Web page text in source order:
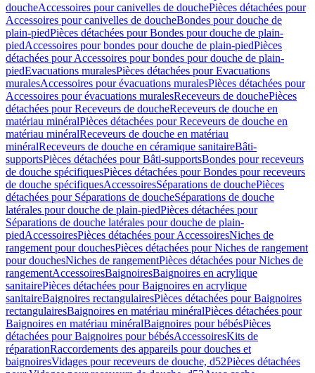
doucheAccessoires pour canivelles de douchePièces détachées pour
Accessoires pour canivelles de doucheBondes pour douche de
plain-piedPièces détachées pour Bondes pour douche de plain-
piedAccessoires pour bondes pour douche de plain-piedPièces
détachées pour Accessoires pour bondes pour douche de plain-
piedEvacuations muralesPièces détachées pour Evacuations
muralesAccessoires pour évacuations muralesPièces détachées pour
Accessoires pour évacuations muralesReceveurs de douchePièces
détachées pour Receveurs de doucheReceveurs de douche en
matériau minéralPièces détachées pour Receveurs de douche en
matériau minéralReceveurs de douche en matériau
minéralReceveurs de douche en céramique sanitaireBâti-
supportsPièces détachées pour Bâti-supportsBondes pour receveurs
de douche spécifiquesPièces détachées pour Bondes pour receveurs
de douche spécifiquesAccessoiresSéparations de douchePièces
détachées pour Séparations de doucheSéparations de douche
latérales pour douche de plain-piedPièces détachées pour
Séparations de douche latérales pour douche de plain-
piedAccessoiresPièces détachées pour AccessoiresNiches de
rangement pour douchesPièces détachées pour Niches de rangement
pour douchesNiches de rangementPièces détachées pour Niches de
rangementAccessoiresBaignoiresBaignoires en acrylique
sanitairePièces détachées pour Baignoires en acrylique
sanitaireBaignoires rectangulairesPièces détachées pour Baignoires
rectangulairesBaignoires en matériau minéralPièces détachées pour
Baignoires en matériau minéralBaignoires pour bébésPièces
détachées pour Baignoires pour bébésAccessoiresKits de
réparationRaccordements des appareils pour douches et
baignoiresVidages pour receveurs de douche, d52Pièces détachées